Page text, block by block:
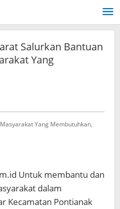
Salurkan Bantuan
Yang
Yang Membutuhkan,
Untuk membantu dan
dalam
Kecamatan Pontianak